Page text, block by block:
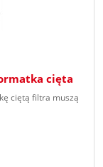
cięta
ciętą filtra muszą